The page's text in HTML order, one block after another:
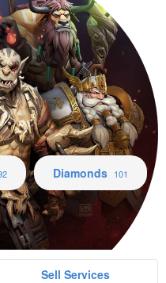
Diamonds 101
Sell Services